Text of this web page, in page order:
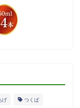
げ つくば